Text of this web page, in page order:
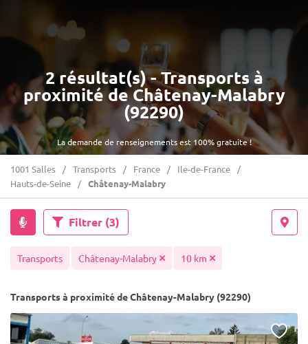
La demande de renseignements est 100% gratuite !
2 résultat(s) - Transports à
proximité de Châtenay-Malabry
(92290)
1001 Salles Transports France
Ile-de-France
Hauts-de-Seine
Châtenay-Malabry
Filtrer (3)
Transports Châtenay-Malabry 10 km
Transports à proximité de Châtenay-Malabry (92290)